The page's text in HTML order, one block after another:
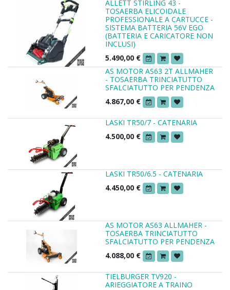
ALLETT STIRLING 43 -
TOSAERBA ELICOIDALE
PROFESSIONALE A CARTUCCE -
SISTEMA BATTERIA 56V EGO
(BATTERIA E CARICATORE NON
INCLUSI)
5.490,00 €
AS MOTOR AS63 2T ALLMAHER
- TOSAERBA TRINCIATUTTO
SFALCIATUTTO PER PENDENZA
4.867,00 €
LASKI TR50/7 - CATENARIA
4.500,00 €
LASKI TR50/6.5 - CATENARIA
4.450,00 €
AS MOTOR AS63 ALLMAHER -
TOSAERBA TRINCIATUTTO
SFALCIATUTTO PER PENDENZA
4.088,00 €
TIELBURGER TV920 -
ARIEGGIATORE A TRAINO